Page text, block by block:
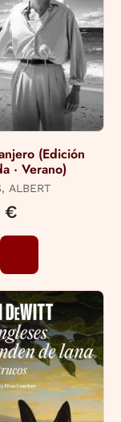
(Edición
· Verano)
ALBERT
€